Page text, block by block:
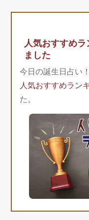
人気おすすめ
ました
今日の誕生日占い
人気おすすめラン
た。